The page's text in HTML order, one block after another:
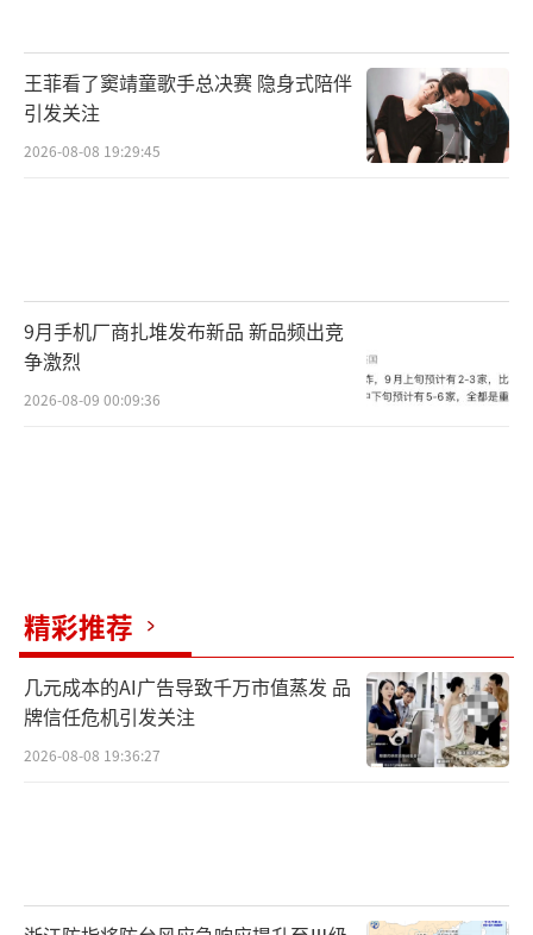
王菲看了窦靖童歌手总决赛 隐身式陪伴
引发关注
2026-08-08 19:29:45
9月手机厂商扎堆发布新品 新品频出竞
争激烈
2026-08-09 00:09:36
精彩推荐
几元成本的AI广告导致千万市值蒸发 品
牌信任危机引发关注
2026-08-08 19:36:27